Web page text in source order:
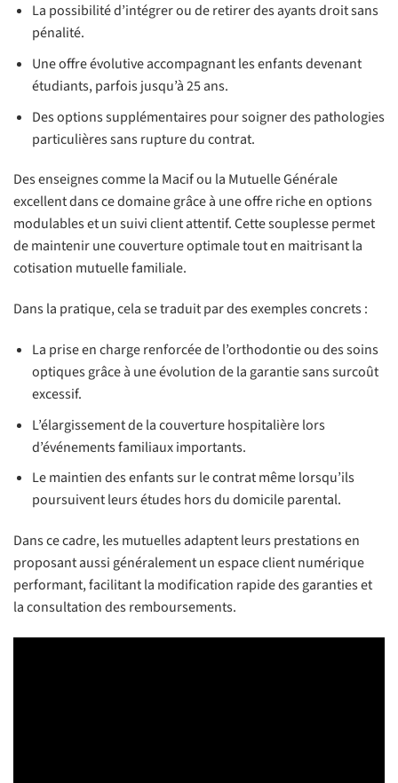
La possibilité d’intégrer ou de retirer des ayants droit sans
pénalité.
Une offre évolutive accompagnant les enfants devenant
étudiants, parfois jusqu’à 25 ans.
Des options supplémentaires pour soigner des pathologies
particulières sans rupture du contrat.
Des enseignes comme la Macif ou la Mutuelle Générale
excellent dans ce domaine grâce à une offre riche en options
modulables et un suivi client attentif. Cette souplesse permet
de maintenir une couverture optimale tout en maitrisant la
cotisation mutuelle familiale.
Dans la pratique, cela se traduit par des exemples concrets :
La prise en charge renforcée de l’orthodontie ou des soins
optiques grâce à une évolution de la garantie sans surcoût
excessif.
L’élargissement de la couverture hospitalière lors
d’événements familiaux importants.
Le maintien des enfants sur le contrat même lorsqu’ils
poursuivent leurs études hors du domicile parental.
Dans ce cadre, les mutuelles adaptent leurs prestations en
proposant aussi généralement un espace client numérique
performant, facilitant la modification rapide des garanties et
la consultation des remboursements.